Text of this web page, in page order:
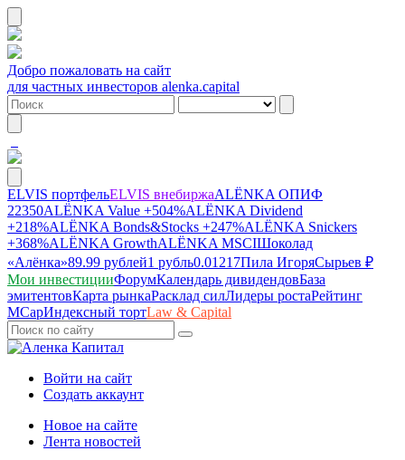
Добро пожаловать на сайт
для частных инвесторов alenka.capital
ELVIS портфельELVIS внебиржаALЁNKA ОПИФ
22350ALЁNKA Value +504%ALЁNKA Dividend
+218%ALЁNKA Bonds&Stocks +247%ALЁNKA Snickers
+368%ALЁNKA GrowthALЁNKA MSCIШоколад
«Алёнка»89.99 рублей1 рубль0.01217Пила ИгоряСырьев ₽
Мои инвестицииФорумКалендарь дивидендовБаза
эмитентовКарта рынкаРасклад силЛидеры ростаРейтинг
MCapИндексный тортLaw & Capital
Войти на сайт
Создать аккаунт
Новое на сайте
Лента новостей